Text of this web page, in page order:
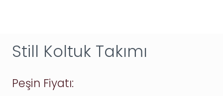
Still Koltuk Takımı
Peşin Fiyatı: